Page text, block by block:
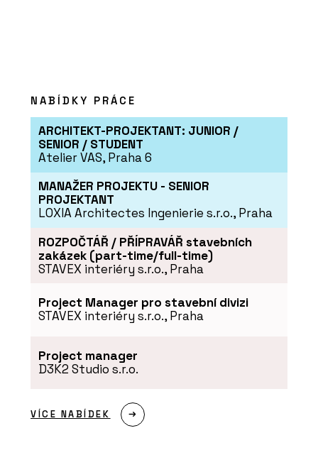
ČLÁNKY
řeky Moravy
Modulární vývoj - KOMA
NABÍDKY PRÁCE
ARCHITEKT-PROJEKTANT: JUNIOR /
SENIOR / STUDENT
Atelier VAS, Praha 6
MANAŽER PROJEKTU - SENIOR
PROJEKTANT
LOXIA Architectes Ingenierie s.r.o., Praha
ROZPOČTÁŘ / PŘÍPRAVÁŘ stavebních
zakázek (part-time/full-time)
STAVEX interiéry s.r.o., Praha
Project Manager pro stavební divizi
STAVEX interiéry s.r.o., Praha
Project manager
D3K2 Studio s.r.o.
VÍCE NABÍDEK